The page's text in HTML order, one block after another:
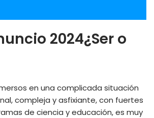
2024¿Ser o
en una complicada situación
compleja y asfixiante, con fuertes
de ciencia y educación, es muy